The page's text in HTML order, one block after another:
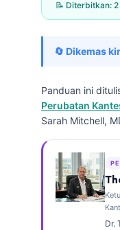
📝 Diterbitkan:
🔄 Dikemas
Panduan ini
Perubatan
Sarah Mitchell,
Dr.